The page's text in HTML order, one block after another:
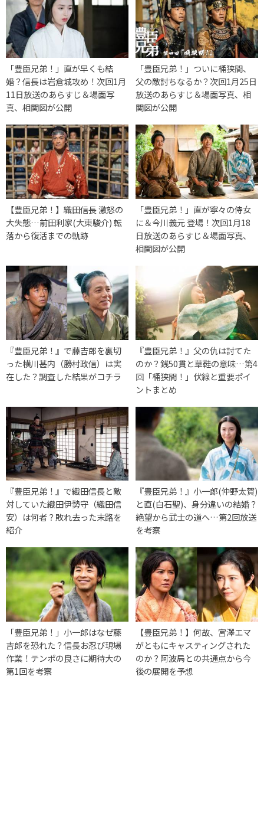
「豊臣兄弟！」直が早くも結
婚？信長は岩倉城攻め！次回1月
11日放送のあらすじ＆場面写
真、相関図が公開
「豊臣兄弟！」ついに桶狭間、
父の敵討ちなるか？次回1月25日
放送のあらすじ＆場面写真、相
関図が公開
【豊臣兄弟！】織田信長 激怒の
大失態…前田利家(大東駿介) 転
落から復活までの軌跡
「豊臣兄弟！」直が寧々の侍女
に＆今川義元 登場！次回1月18
日放送のあらすじ＆場面写真、
相関図が公開
『豊臣兄弟！』で藤吉郎を裏切
った横川甚内（勝村政信）は実
在した？調査した結果がコチラ
『豊臣兄弟！』父の仇は討てた
のか？銭50貫と草鞋の意味…第4
回「桶狭間！」伏線と重要ポイ
ントまとめ
『豊臣兄弟！』で織田信長と敵
対していた織田伊勢守（織田信
安）は何者？敗れ去った末路を
紹介
『豊臣兄弟！』小一郎(仲野太賀)
と直(白石聖)、身分違いの結婚？
絶望から武士の道へ…第2回放送
を考察
「豊臣兄弟！」小一郎はなぜ藤
吉郎を恐れた？信長お忍び現場
作業！テンポの良さに期待大の
第1回を考察
【豊臣兄弟！】何故、宮澤エマ
がともにキャスティングされた
のか？阿波局との共通点から今
後の展開を予想